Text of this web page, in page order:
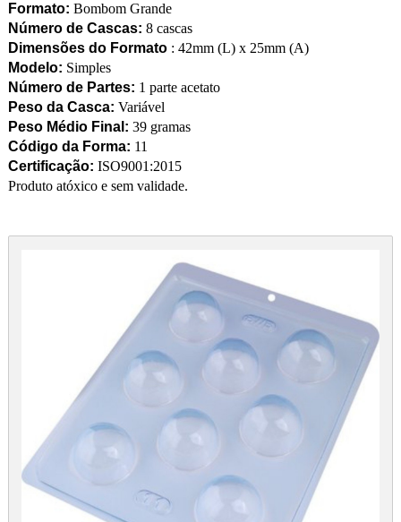
Formato: Bombom Grande
Número de Cascas: 8 cascas
Dimensões do Formato : 42mm (L) x 25mm (A)
Modelo: Simples
Número de Partes: 1 parte acetato
Peso da Casca: Variável
Peso Médio Final: 39 gramas
Código da Forma: 11
Certificação: ISO9001:2015
Produto atóxico e sem validade.